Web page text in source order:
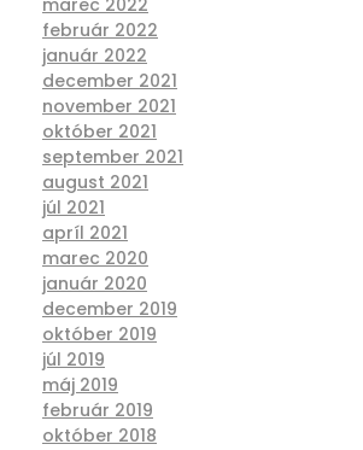
marec 2022
február 2022
január 2022
december 2021
november 2021
október 2021
september 2021
august 2021
júl 2021
apríl 2021
marec 2020
január 2020
december 2019
október 2019
júl 2019
máj 2019
február 2019
október 2018